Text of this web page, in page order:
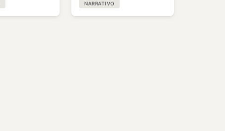
NARRATIVO